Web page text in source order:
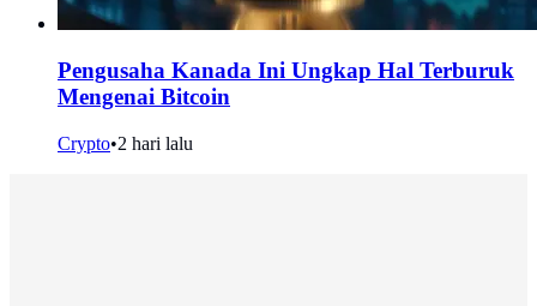
Pengusaha Kanada Ini Ungkap Hal Terburuk
Mengenai Bitcoin
Crypto•2 hari lalu